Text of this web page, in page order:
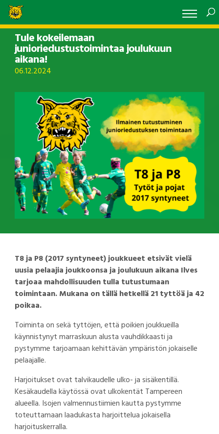
Tule kokeilemaan
junioriedustustoimintaa joulukuun
aikana!
06.12.2024
T8 ja P8 (2017 syntyneet) joukkueet etsivät vielä
uusia pelaajia joukkoonsa ja joulukuun aikana Ilves
tarjoaa mahdollisuuden tulla tutustumaan
toimintaan. Mukana on tällä hetkellä 21 tyttöä ja 42
poikaa.
Toiminta on sekä tyttöjen, että poikien joukkueilla
käynnistynyt marraskuun alusta vauhdikkaasti ja
pystymme tarjoamaan kehittävän ympäristön jokaiselle
pelaajalle.
Harjoitukset ovat talvikaudelle ulko- ja sisäkentillä.
Kesäkaudella käytössä ovat ulkokentät Tampereen
alueella. Isojen valmennustiimien kautta pystymme
toteuttamaan laadukasta harjoittelua jokaisella
harjoituskerralla.